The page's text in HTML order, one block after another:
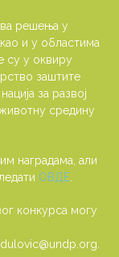
решења у
и у областима
су у оквиру
заштите
за развој
средину
наградама, али
ОВДЕ
конкурса могу